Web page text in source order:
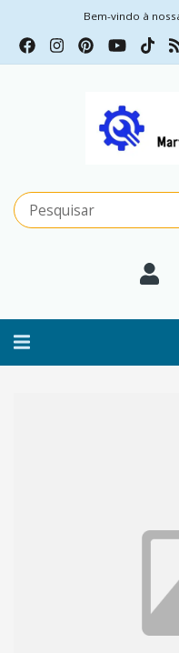
Bem-vindo à
Alternar